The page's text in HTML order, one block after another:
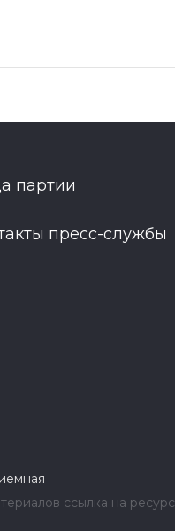
партии
пресс-службы
ссылка на ресурс